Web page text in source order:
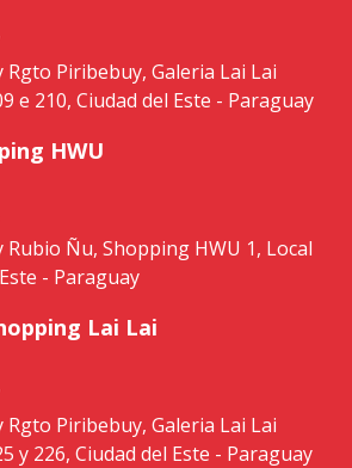
Rgto Piribebuy, Galeria Lai Lai
e 210, Ciudad del Este - Paraguay
HWU
Rubio Ñu, Shopping HWU 1, Local
- Paraguay
Lai Lai
Rgto Piribebuy, Galeria Lai Lai
y 226, Ciudad del Este - Paraguay